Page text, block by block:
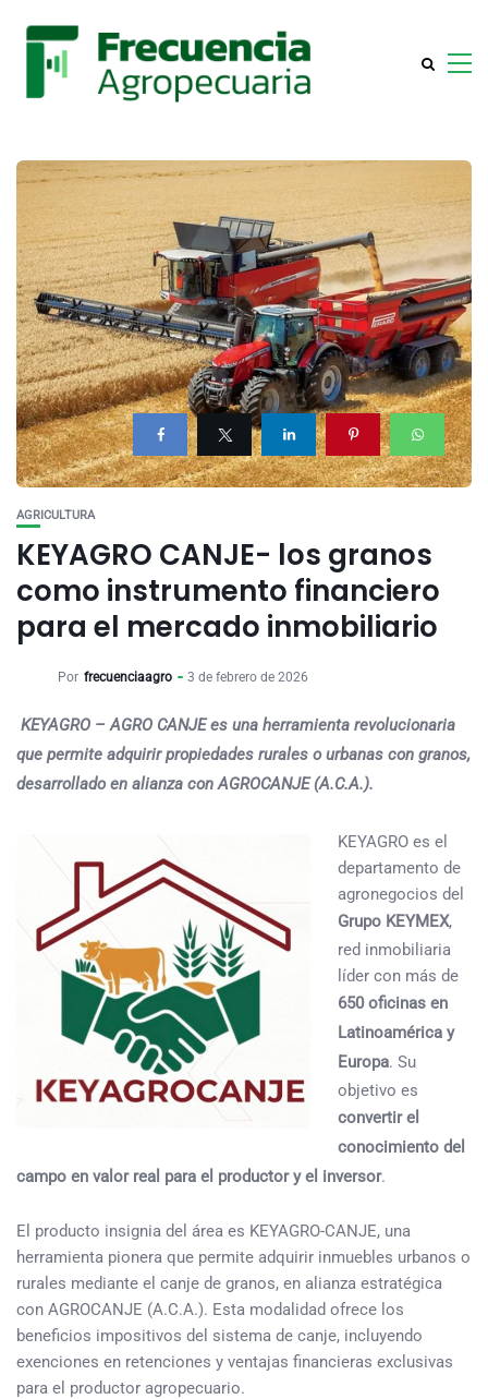
AGRICULTURA
KEYAGRO CANJE- los granos
como instrumento financiero
para el mercado inmobiliario
Por frecuenciaagro 3 de febrero de 2026
KEYAGRO – AGRO CANJE es una herramienta revolucionaria
que permite adquirir propiedades rurales o urbanas con granos,
desarrollado en alianza con AGROCANJE (A.C.A.).
KEYAGRO es el
departamento de
agronegocios del
Grupo KEYMEX,
red inmobiliaria
líder con más de
650 oficinas en
Latinoamérica y
Europa. Su
objetivo es
convertir el
conocimiento del
campo en valor real para el productor y el inversor.
El producto insignia del área es KEYAGRO-CANJE, una
herramienta pionera que permite adquirir inmuebles urbanos o
rurales mediante el canje de granos, en alianza estratégica
con AGROCANJE (A.C.A.). Esta modalidad ofrece los
beneficios impositivos del sistema de canje, incluyendo
exenciones en retenciones y ventajas financieras exclusivas
para el productor agropecuario.